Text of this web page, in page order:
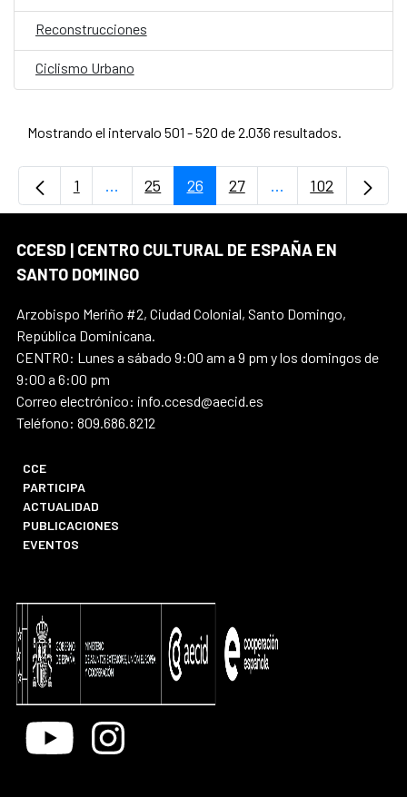
Reconstrucciones
Ciclismo Urbano
Mostrando el intervalo 501 - 520 de 2.036 resultados.
Página
1 ...Páginas intermedias Use TAB para
Página
25 Página
26 Página
27 ...PáginasPágina
102
CCESD | CENTRO CULTURAL DE ESPAÑA EN
SANTO DOMINGO
Arzobispo Meriño #2, Ciudad Colonial, Santo Domingo,
República Dominicana.
CENTRO: Lunes a sábado 9:00 am a 9 pm y los domingos de
9:00 a 6:00 pm
Correo electrónico: info.ccesd@aecid.es
Teléfono: 809.686.8212
CCE
PARTICIPA
ACTUALIDAD
PUBLICACIONES
EVENTOS
Youtube Instagram